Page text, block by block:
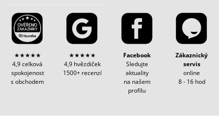
★★★★★
4,9 celková
spokojenost
s obchodem
★★★★★
4,9 hvězdiček
1500+ recenzí
Facebook
Sledujte
aktuality
na našem
profilu
Zákaznický
servis
online
8 - 16 hod